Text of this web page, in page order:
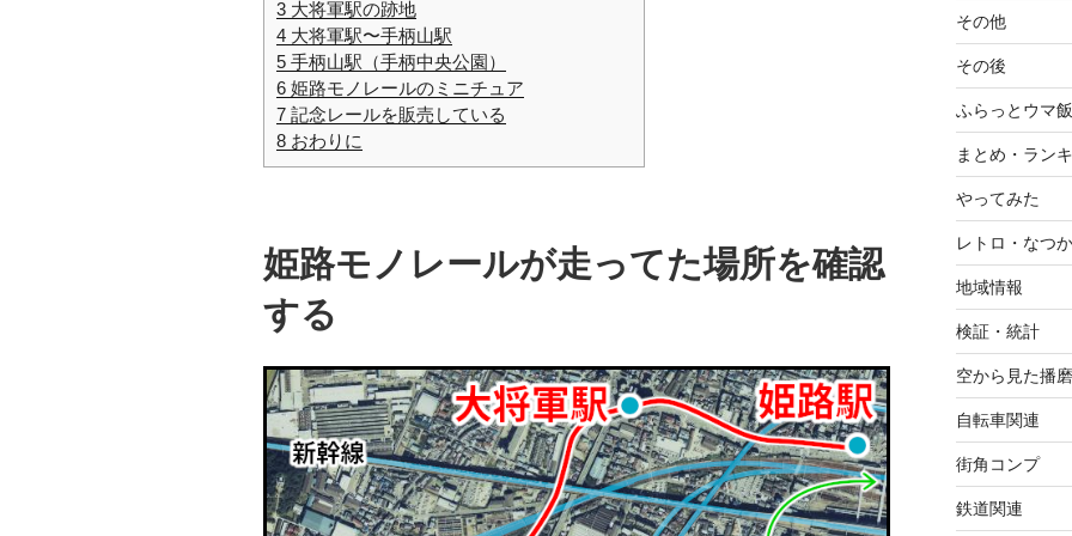
3 大将軍駅の跡地
4 大将軍駅〜手柄山駅
5 手柄山駅（手柄中央公園）
6 姫路モノレールのミニチュア
7 記念レールを販売している
8 おわりに
姫路モノレールが走ってた場所を確認
する
その他
その後
ふらっとウマ飯
まとめ・ラン
やってみた
レトロ・なつ
地域情報
検証・統計
空から見た播磨
自転車関連
街角コンプ
鉄道関連